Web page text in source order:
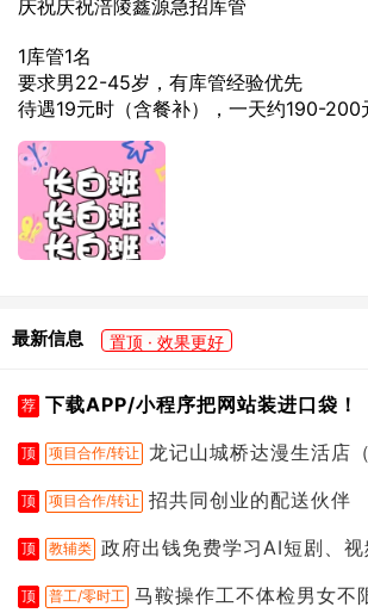
庆祝庆祝涪陵鑫源急招库管
1库管1名
要求男22-45岁，有库管经验优先
待遇19元时（含餐补），一天约190-200
最新信息 置顶 · 效果更好
荐 下载APP/小程序把网站装进口袋！
顶 项目合作/转让 龙记山城桥达漫生活店
顶 项目合作/转让 招共同创业的配送伙伴
顶 教辅类 政府出钱免费学习AI短剧、
顶 普工/零时工 马鞍操作工不体检男女不